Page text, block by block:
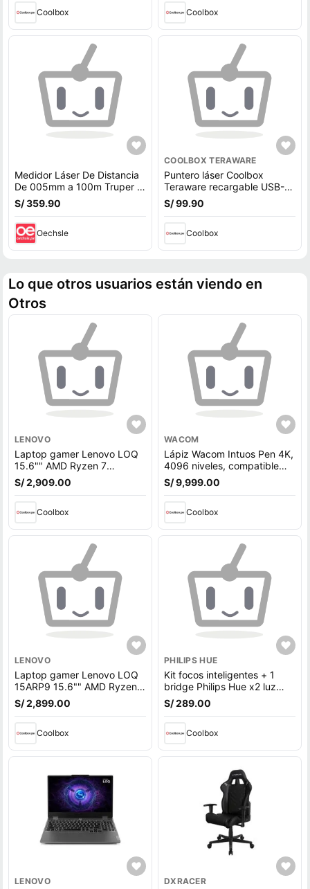
Coolbox Coolbox
Medidor Láser De Distancia
De 005mm a 100m Truper -
100374
S/ 359.90
Oechsle
COOLBOX TERAWARE
Puntero láser Coolbox
Teraware recargable USB-
A/USB-C, rango 3 metros
S/ 99.90
Coolbox
Lo que otros usuarios están viendo en
Otros
LENOVO
Laptop gamer Lenovo LOQ
15.6"" AMD Ryzen 7
7840HS, 512GB SSD, 16GB
RAM, RTX 4050 6GB, Win11
S/ 2,909.00
Coolbox
WACOM
Lápiz Wacom Intuos Pen 4K,
4096 niveles, compatible
con Wacom Intuos, One Pen
S/ 9,999.00
Coolbox
LENOVO
Laptop gamer Lenovo LOQ
15ARP9 15.6"" AMD Ryzen
5-7235HS, 512GB SSD,
12GB RAM, GeForce RTX
S/ 2,899.00
Coolbox
PHILIPS HUE
Kit focos inteligentes + 1
bridge Philips Hue x2 luz
amarilla, wifi, 9w, tipo de
bombilla E27, zigbee
S/ 289.00
Coolbox
LENOVO DXRACER